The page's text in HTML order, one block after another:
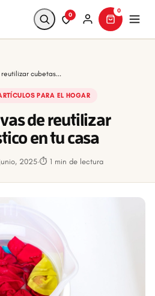
0
0
cubetas...
PARA EL HOGAR
de reutilizar
en tu casa
2025·⏱ 1 min de lectura